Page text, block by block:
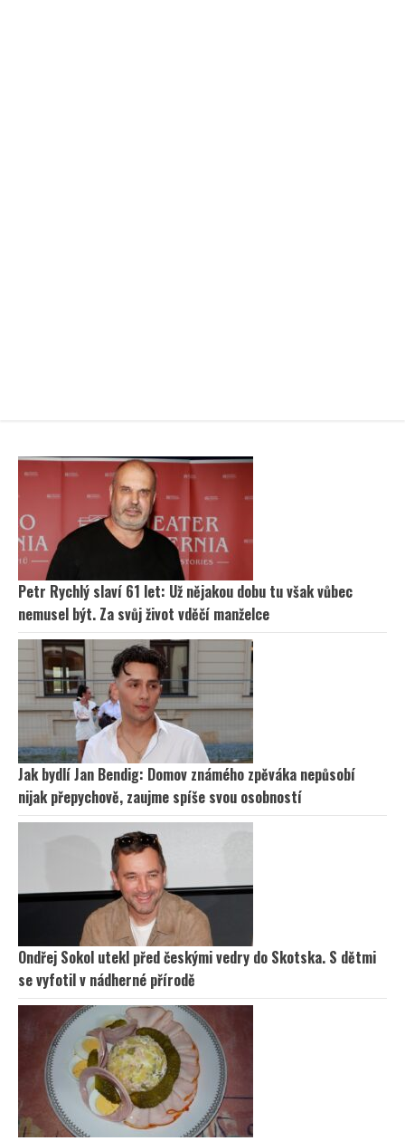
Petr Rychlý slaví 61 let: Už nějakou dobu tu však vůbec
nemusel být. Za svůj život vděčí manželce
Jak bydlí Jan Bendig: Domov známého zpěváka nepůsobí
nijak přepychově, zaujme spíše svou osobností
Ondřej Sokol utekl před českými vedry do Skotska. S dětmi
se vyfotil v nádherné přírodě